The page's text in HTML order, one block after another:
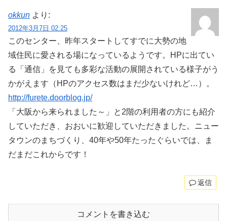
okkun より:
2012年3月7日 02:25
このセンター、昨年スタートしてすでに大勢の地
域住民に愛される場になっているようです。HPに出てい
る「通信」を見ても多彩な活動の展開されている様子がう
かがえます（HPのアクセス数はまだ少ないけれど…）。
http://furete.doorblog.jp/
「大阪から来られました～」と2階の利用者の方にも紹介
していただき、おおいに歓迎していただきました。ニュー
タウンのまちづくり、40年や50年たったぐらいでは、ま
だまだこれからです！
返信
コメントを書き込む